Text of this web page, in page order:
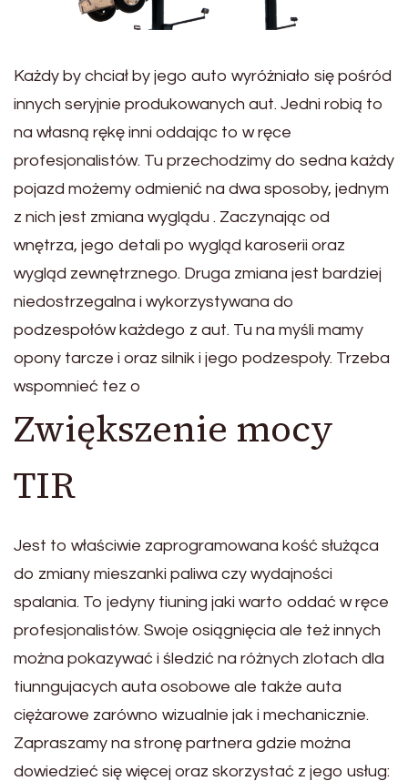
Każdy by chciał by jego auto wyróżniało się pośród
innych seryjnie produkowanych aut. Jedni robią to
na własną rękę inni oddając to w ręce
profesjonalistów. Tu przechodzimy do sedna każdy
pojazd możemy odmienić na dwa sposoby, jednym
z nich jest zmiana wyglądu . Zaczynając od
wnętrza, jego detali po wygląd karoserii oraz
wygląd zewnętrznego. Druga zmiana jest bardziej
niedostrzegalna i wykorzystywana do
podzespołów każdego z aut. Tu na myśli mamy
opony tarcze i oraz silnik i jego podzespoły. Trzeba
wspomnieć tez o
Zwiększenie mocy
TIR
Jest to właściwie zaprogramowana kość służąca
do zmiany mieszanki paliwa czy wydajności
spalania. To jedyny tiuning jaki warto oddać w ręce
profesjonalistów. Swoje osiągnięcia ale też innych
można pokazywać i śledzić na różnych zlotach dla
tiunngujacych auta osobowe ale także auta
ciężarowe zarówno wizualnie jak i mechanicznie.
Zapraszamy na stronę partnera gdzie można
dowiedzieć się więcej oraz skorzystać z jego usług: